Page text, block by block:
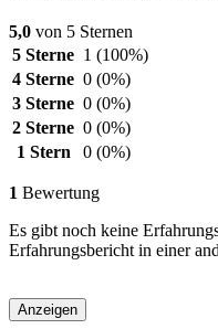
5,0 von 5 Sternen
5 Sterne 1 (100%)
4 Sterne 0 (0%)
3 Sterne 0 (0%)
2 Sterne 0 (0%)
1 Stern
0 (0%)
1 Bewertung
Es gibt noch keine
Erfahrungsbericht in einer
Anzeigen